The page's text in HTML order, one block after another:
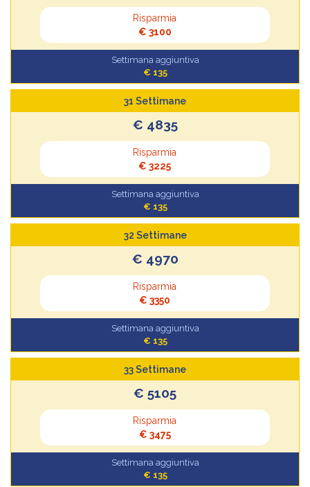
Risparmia
€ 3100
Settimana aggiuntiva
€ 135
31 Settimane
€ 4835
Risparmia
€ 3225
Settimana aggiuntiva
€ 135
32 Settimane
€ 4970
Risparmia
€ 3350
Settimana aggiuntiva
€ 135
33 Settimane
€ 5105
Risparmia
€ 3475
Settimana aggiuntiva
€ 135